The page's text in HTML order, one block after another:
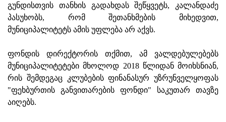
გუნდისთვის თანხის გადახდას შეწყვეტს, კალანდაძე
პასუხობს, რომ შეთანხმების მიხედვით,
მუნიციპალიტეტს ამის უფლება არ აქვს.
ფონდის დირექტორის თქმით, ამ ვალდებულებებს
მუნიციპალიტეტები მხოლოდ 2018 წლიდან მოიხსნიან,
რის შემდეგაც კლუბების ფინანასურ უზრუნველყოფას
"ფეხბურთის განვითარების ფონდი" საკუთარ თავზე
აიღებს.